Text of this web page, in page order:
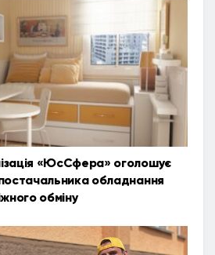
«ЮсСфера» оголошує
обладнання
обміну